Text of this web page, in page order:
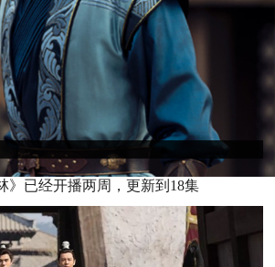
》已经开播两周，更新到18集